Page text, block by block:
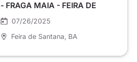
- FRAGA MAIA - FEIRA DE
SANTANA
07/26/2025
Feira de Santana , BA